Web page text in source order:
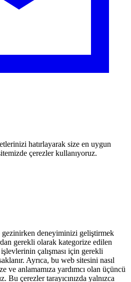
hatırlayarak size en uygun
çerezler kullanıyoruz.
deneyiminizi geliştirmek
gerekli olarak kategorize edilen
çalışması için gerekli
Ayrıca, bu web sitesini nasıl
ve anlamamıza yardımcı olan üçüncü
Bu çerezler tarayıcınızda yalnızca